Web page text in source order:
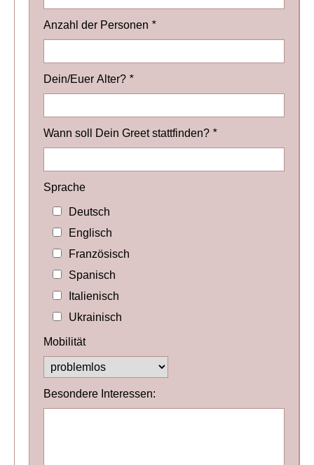
Anzahl der Personen *
Dein/Euer Alter? *
Wann soll Dein Greet stattfinden? *
Sprache
Deutsch
Englisch
Französisch
Spanisch
Italienisch
Ukrainisch
Mobilität
Besondere Interessen: